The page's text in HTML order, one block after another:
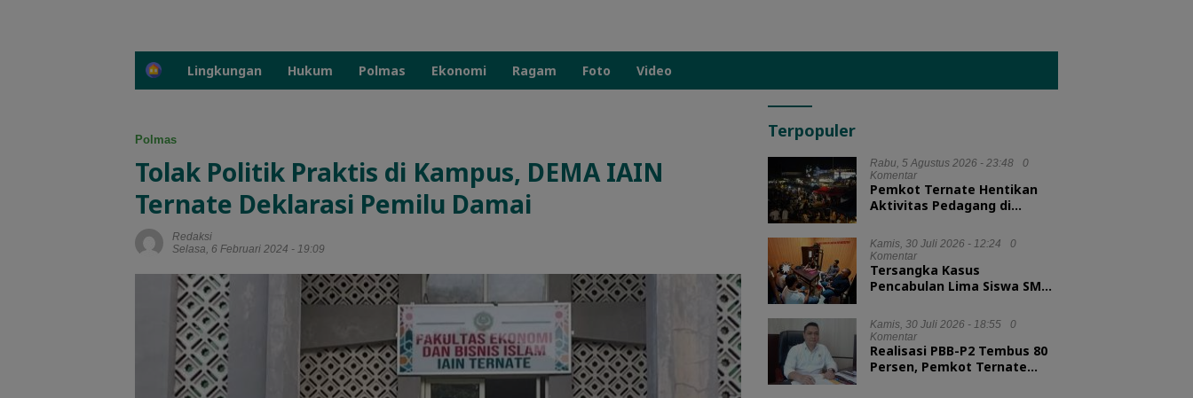
H
Lingkungan Hukum Polmas Ekonomi Ragam Foto Video
Polmas
Tolak Politik Praktis di Kampus, DEMA IAIN
Ternate Deklarasi Pemilu Damai
Redaksi
Selasa, 6 Februari 2024 - 19:09
Terpopuler
Rabu, 5 Agustus 2026 - 23:48
0
Komentar
Pemkot Ternate Hentikan
Aktivitas Pedagang di
RI
Kamis, 30 Juli 2026 - 12:24
0
Komentar
Tersangka Kasus
Pencabulan Lima Siswa SMA
Morotai
Kamis, 30 Juli 2026 - 18:55
0
Komentar
Realisasi PBB-P2 Tembus 80
Persen, Pemkot Ternate